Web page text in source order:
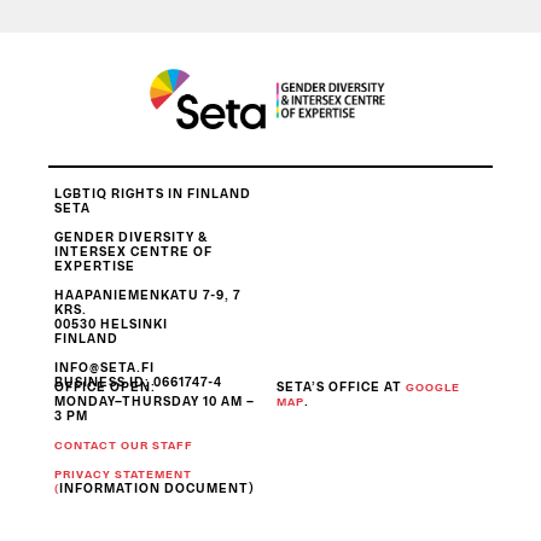
LGBTIQ RIGHTS IN FINLAND
SETA
GENDER DIVERSITY &
INTERSEX CENTRE OF
EXPERTISE
HAAPANIEMENKATU 7-9, 7
KRS.
00530 HELSINKI
FINLAND
INFO@SETA.FI
BUSINESS ID: 0661747-4
OFFICE OPEN:
MONDAY–THURSDAY 10 AM –
3 PM
CONTACT OUR STAFF
PRIVACY STATEMENT
(
INFORMATION DOCUMENT)
SETA’S OFFICE AT GOOGLE
MAP .